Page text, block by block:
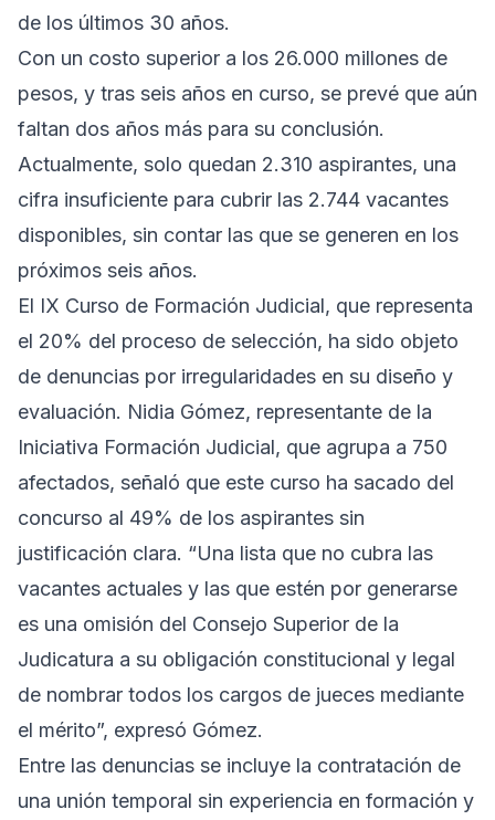
de los últimos 30 años.
Con un costo superior a los 26.000 millones de
pesos, y tras seis años en curso, se prevé que aún
faltan dos años más para su conclusión.
Actualmente, solo quedan 2.310 aspirantes, una
cifra insuficiente para cubrir las 2.744 vacantes
disponibles, sin contar las que se generen en los
próximos seis años.
El IX Curso de Formación Judicial, que representa
el 20% del proceso de selección, ha sido objeto
de denuncias por irregularidades en su diseño y
evaluación. Nidia Gómez, representante de la
Iniciativa Formación Judicial, que agrupa a 750
afectados, señaló que este curso ha sacado del
concurso al 49% de los aspirantes sin
justificación clara. “Una lista que no cubra las
vacantes actuales y las que estén por generarse
es una omisión del Consejo Superior de la
Judicatura a su obligación constitucional y legal
de nombrar todos los cargos de jueces mediante
el mérito”, expresó Gómez.
Entre las denuncias se incluye la contratación de
una unión temporal sin experiencia en formación y